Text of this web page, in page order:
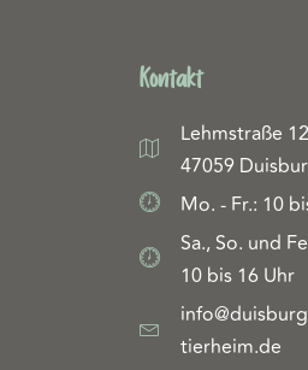
Kontakt
Lehmstraße 12
47059
Mo. - Fr.: 10
Sa., So. und
10 bis 16 Uhr
tierheim.de